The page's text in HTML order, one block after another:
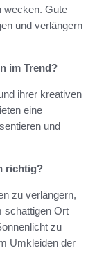
wecken. Gute
und verlängern
im Trend?
ihrer kreativen
eine
und
richtig?
zu verlängern,
schattigen Ort
zu
Umkleiden der